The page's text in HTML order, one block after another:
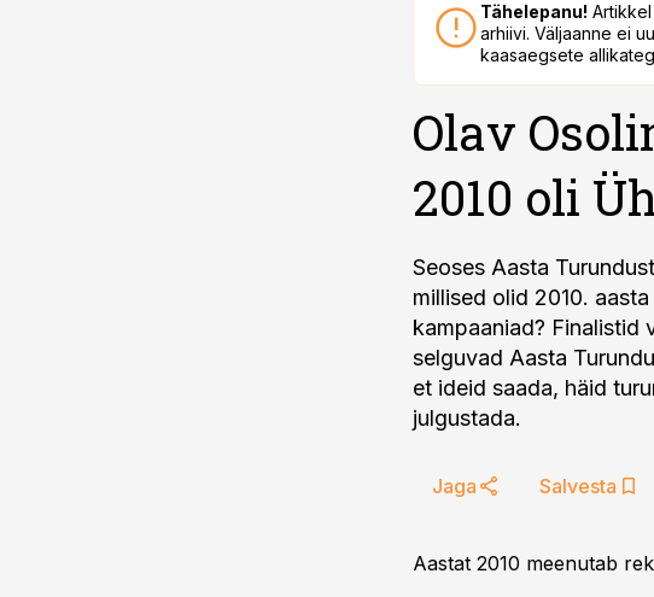
Tähelepanu!
arhiivi. Väljaanne ei
kaasaegsete
Olav
2010 oli
Seoses Aasta
millised olid 2010.
kampaaniad? Finalistid
selguvad Aasta
et ideid saada, häid
julgustada.
Jaga Salvesta
Aastat 2010 meenutab